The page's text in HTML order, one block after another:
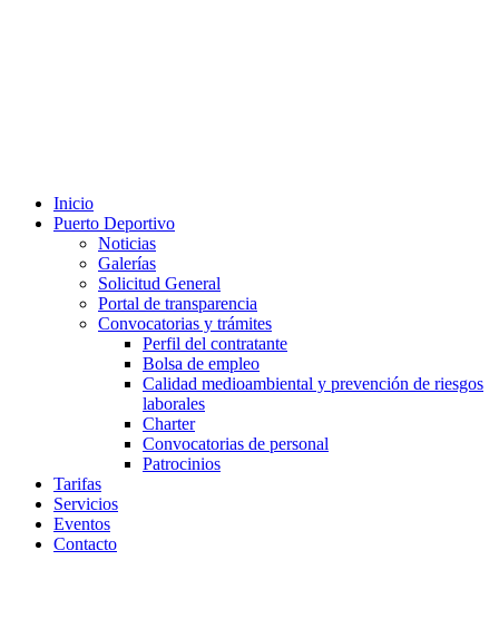
Inicio
Puerto Deportivo
Noticias
Galerías
Solicitud General
Portal de transparencia
Convocatorias y trámites
Perfil del contratante
Bolsa de empleo
Calidad medioambiental y prevención de riesgos
laborales
Charter
Convocatorias de personal
Patrocinios
Tarifas
Servicios
Eventos
Contacto